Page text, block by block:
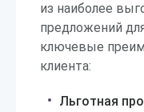
из наиболее
предложений
ключевые
клиента:
Льготная